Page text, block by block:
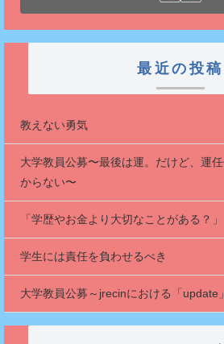
最近の投稿
教えない勇気
大学教員公募〜最後は運。だけど、運
からない〜
「学歴やお金より大切なことがある？」
学生には責任を負わせるべき
大学教員公募～jrecinにおける「update